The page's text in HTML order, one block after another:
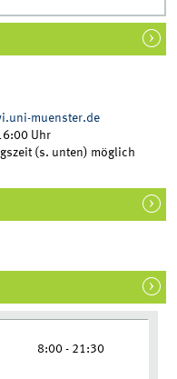
muenster.de
Uhr
(s. unten) möglich
8:00 - 21:30